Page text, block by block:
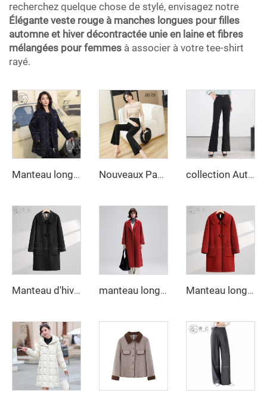
recherchez quelque chose de stylé, envisagez notre
Élégante veste rouge à manches longues pour filles
automne et hiver décontractée unie en laine et fibres
mélangées pour femmes à associer à votre tee-shirt
rayé.
Manteau long en laine double face pour femmes, fait main, imperméable longueur mi-longue pour printemps et hiver, manteau ajusté à fermeture croisée simple Nouveaux Pantalons de Travail Formels pour Femmes Pantalons de Bureau Féminins Habillés Décontractés Pantalons Fuseau Évasés avec Poches collection Automne-Hiver 2025 - Nouveaux Pantalons Décontractés Amples Droits à Taille Haute en Taille - Design Slim Fit avec Motif Uni
Manteau d'hiver de haute qualité pour femmes, en laine vierge 100 %, long, chaud, à design uni, en fourrure de mouton, teinture unie, manches longues manteau long en cachemire élégant ceinturé Nouvelle collection printemps 2025 Col rabattu ample Manteau en laine coréenne à motif ondulé style coréen pour femmes Manteau long classique en laine double face pour femmes Manteau d'hiver chaud à simple boutonnage Col rabattu avec fermeture par ceinture en cachemire à capuche